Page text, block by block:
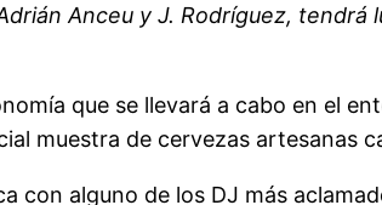
Anceu y J. Rodríguez,
que se llevará a cabo en el
muestra de cervezas artesanas
con alguno de los DJ más